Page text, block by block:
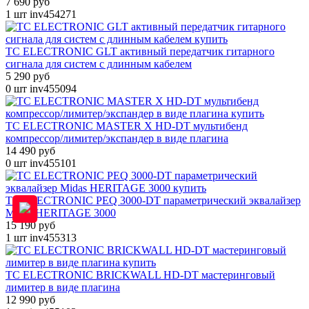
1 шт inv454271
TC ELECTRONIC GLT активный передатчик гитарного
сигнала для систем с длинным кабелем
5 290 руб
0 шт inv455094
TC ELECTRONIC MASTER X HD-DT мультибенд
компрессор/лимитер/экспандер в виде плагина
14 490 руб
0 шт inv455101
TC ELECTRONIC PEQ 3000-DT параметрический эквалайзер
Midas HERITAGE 3000
15 190 руб
1 шт inv455313
TC ELECTRONIC BRICKWALL HD-DT мастеринговый
лимитер в виде плагина
12 990 руб